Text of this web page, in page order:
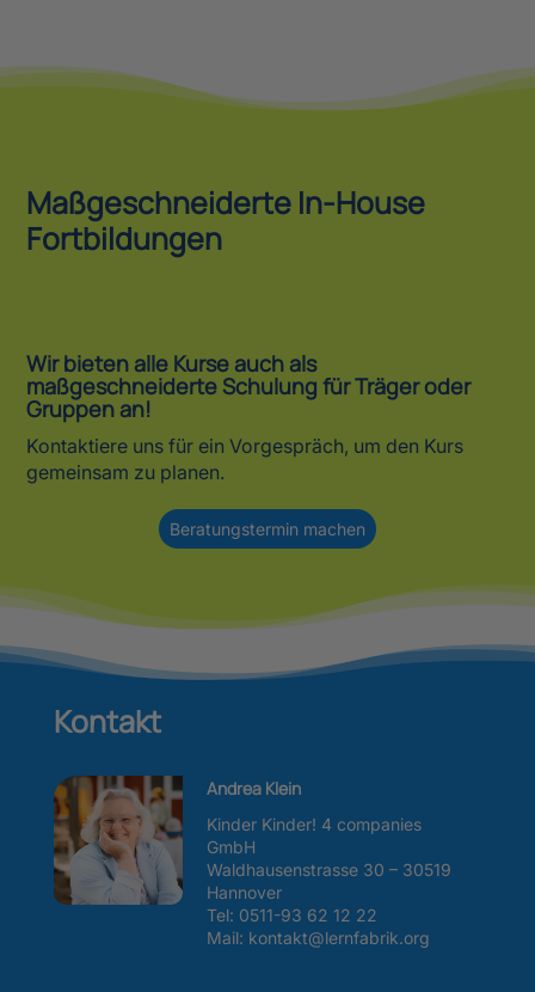
Maßgeschneiderte In-House
Fortbildungen
Wir bieten alle Kurse auch als
maßgeschneiderte Schulung für Träger oder
Gruppen an!
Kontaktiere uns für ein Vorgespräch, um den Kurs
gemeinsam zu planen.
Beratungstermin machen
Kontakt
Andrea Klein
Kinder Kinder! 4 companies
GmbH
Waldhausenstrasse 30 – 30519
Hannover
Tel: 0511-93 62 12 22
Mail: kontakt@lernfabrik.org